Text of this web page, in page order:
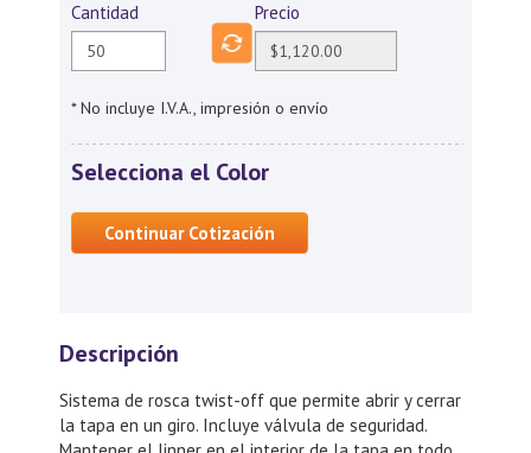
Cantidad Precio
* No incluye I.V.A., impresión o envío
Selecciona el Color
Continuar Cotización
Descripción
Sistema de rosca twist-off que permite abrir y cerrar
la tapa en un giro. Incluye válvula de seguridad.